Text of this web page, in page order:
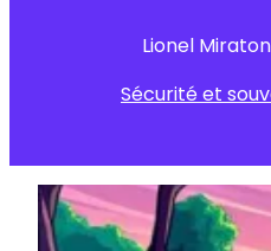
Lionel Miraton
Sécurité et